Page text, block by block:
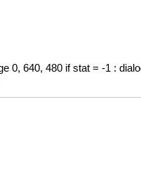
0, 640, 480 if stat = -1 :